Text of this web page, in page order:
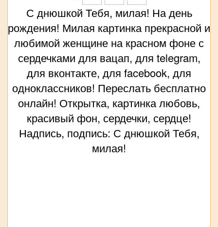
С днюшкой Тебя, милая! На день
рождения! Милая картинка прекрасной и
любимой женщине на красном фоне с
сердечками для вацап, для telegram,
для вконтакте, для facebook, для
одноклассников! Переслать бесплатно
онлайн! Открытка, картинка любовь,
красивый фон, сердечки, сердце!
Надпись, подпись: С днюшкой Тебя,
милая!